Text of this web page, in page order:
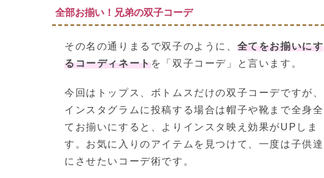
全部お揃い！兄弟の双子コーデ
その名の通りまるで双子のように、 全てをお揃いにす
るコーディネートを「双子コーデ」と言います。
今回はトップス、ボトムスだけの双子コーデですが、
インスタグラムに投稿する場合は帽子や靴まで全身全
てお揃いにすると、よりインスタ映え効果がUPしま
す。お気に入りのアイテムを見つけて、一度は子供達
にさせたいコーデ術です。